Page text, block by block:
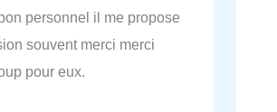
personnel il me propose
souvent merci merci
pour eux.